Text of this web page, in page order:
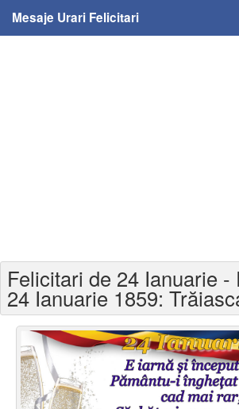
Mesaje Urari Felicitari
Felicitari varsta
Felicitari zilele anului
Felicitari zile saptamana
Felicitari muzicale
Felicitari de 24 Ianuarie -
24 Ianuarie 1859: